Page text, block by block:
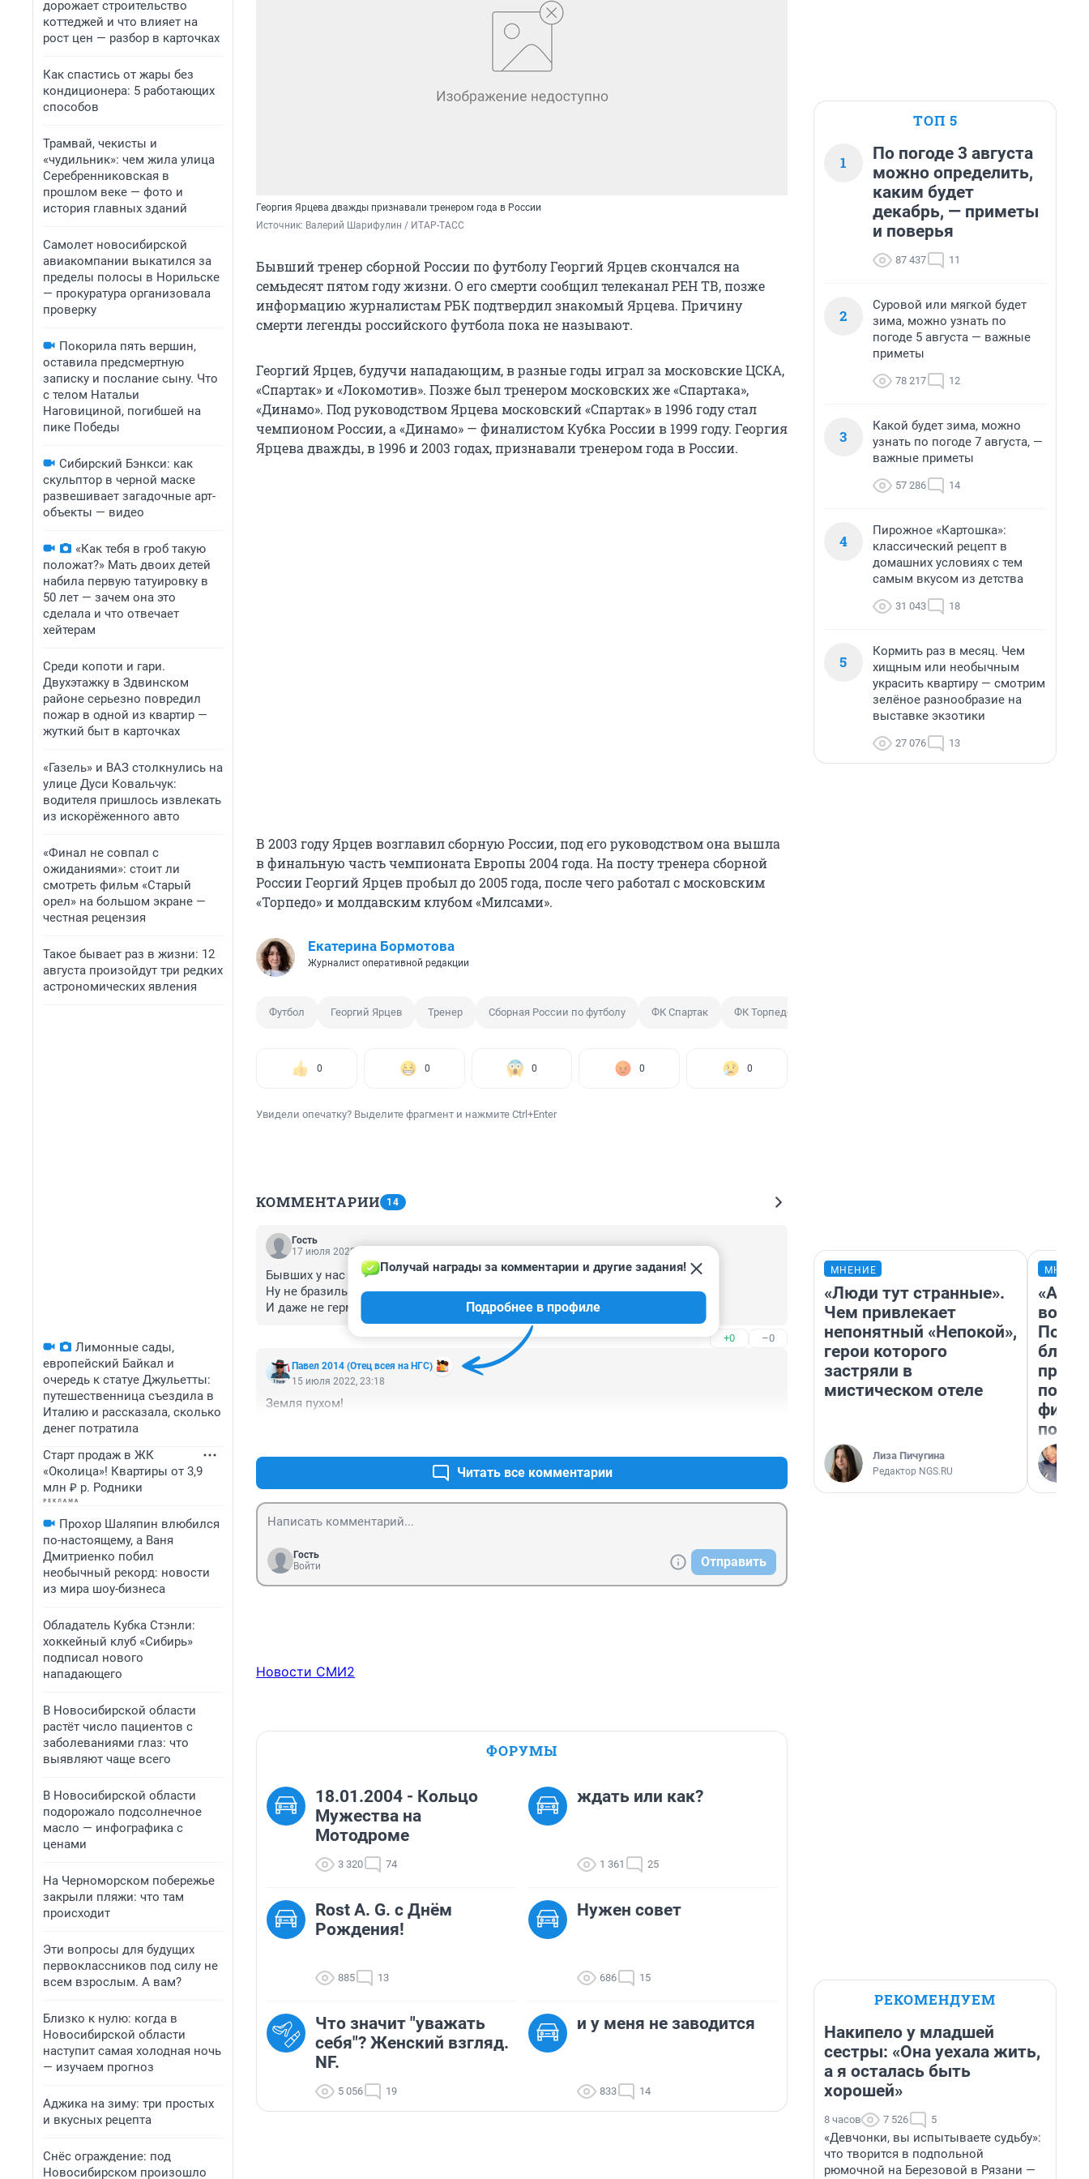
дорожает строительство
коттеджей и что влияет на
рост цен — разбор в карточках
Как спастись от жары без
кондиционера: 5 работающих
способов
Трамвай, чекисты и
«чудильник»: чем жила улица
Серебренниковская в
прошлом веке — фото и
история главных зданий
Самолет новосибирской
авиакомпании выкатился за
пределы полосы в Норильске
— прокуратура организовала
проверку
Покорила пять вершин,
оставила предсмертную
записку и послание сыну. Что
с телом Натальи
Наговициной, погибшей на
пике Победы
Сибирский Бэнкси: как
скульптор в черной маске
развешивает загадочные арт-
объекты — видео
«Как тебя в гроб такую
положат?» Мать двоих детей
набила первую татуировку в
50 лет — зачем она это
сделала и что отвечает
хейтерам
Среди копоти и гари.
Двухэтажку в Здвинском
районе серьезно повредил
пожар в одной из квартир —
жуткий быт в карточках
«Газель» и ВАЗ столкнулись на
улице Дуси Ковальчук:
водителя пришлось извлекать
из искорёженного авто
«Финал не совпал с
ожиданиями»: стоит ли
смотреть фильм «Старый
орел» на большом экране —
честная рецензия
Такое бывает раз в жизни: 12
августа произойдут три редких
астрономических явления
Лимонные сады,
европейский Байкал и
очередь к статуе Джульетты:
путешественница съездила в
Италию и рассказала, сколько
денег потратила
Старт продаж в ЖК
«Околица»! Квартиры от 3,9
млн ₽ р. Родники
Прохор Шаляпин влюбился
по-настоящему, а Ваня
Дмитриенко побил
необычный рекорд: новости
из мира шоу-бизнеса
Обладатель Кубка Стэнли:
хоккейный клуб «Сибирь»
подписал нового
нападающего
В Новосибирской области
растёт число пациентов с
заболеваниями глаз: что
выявляют чаще всего
В Новосибирской области
подорожало подсолнечное
масло — инфографика с
ценами
На Черноморском побережье
закрыли пляжи: что там
происходит
Эти вопросы для будущих
первоклассников под силу не
всем взрослым. А вам?
Близко к нулю: когда в
Новосибирской области
наступит самая холодная ночь
— изучаем прогноз
Аджика на зиму: три простых
и вкусных рецепта
Снёс ограждение: под
Новосибирском произошло
Георгия Ярцева дважды признавали тренером года в России
Источник: Валерий Шарифулин / ИТАР-ТАСС
Бывший тренер сборной России по футболу Георгий Ярцев скончался на
семьдесят пятом году жизни. О его смерти сообщил телеканал РЕН ТВ, позже
информацию журналистам РБК подтвердил знакомый Ярцева. Причину
смерти легенды российского футбола пока не называют.
Георгий Ярцев, будучи нападающим, в разные годы играл за московские ЦСКА,
«Спартак» и «Локомотив». Позже был тренером московских же «Спартака»,
«Динамо». Под руководством Ярцева московский «Спартак» в 1996 году стал
чемпионом России, а «Динамо» — финалистом Кубка России в 1999 году. Георгия
Ярцева дважды, в 1996 и 2003 годах, признавали тренером года в России.
В 2003 году Ярцев возглавил сборную России, под его руководством она вышла
в финальную часть чемпионата Европы 2004 года. На посту тренера сборной
России Георгий Ярцев пробыл до 2005 года, после чего работал с московским
«Торпедо» и молдавским клубом «Милсами».
Екатерина Бормотова
Журналист оперативной редакции
Футбол Георгий Ярцев Тренер Сборная России по футболу ФК Спартак ФК Торпедо
0 0 0 0 0
Увидели опечатку? Выделите фрагмент и нажмите Ctrl+Enter
КОММЕНТАРИИ 14
Гость
17 июля 2022, 10:36
Бывших у нас полно, а футбола не будет.
Ну не бразильцы мы, где много диких обезьян.
И даже не германцы, где какой то там сумрачный гений.
Климат у нас суровый.
+0 –0
Павел 2014 (Отец всея на НГС)
Получай награды за комментарии и другие задания!
Подробнее в профиле
15 июля 2022, 23:18
Земля пухом!
Читать все комментарии
Гость
Войти
Отправить
Новости СМИ2
ФОРУМЫ
18.01.2004 - Кольцо
Мужества на
Мотодроме
3 320 74
ждать или как?
1 361 25
Rost A. G. с Днём
Рождения!
885 13
Нужен совет
686 15
Что значит "уважать
себя"? Женский взгляд.
NF.
5 056 19
и у меня не заводится
833 14
ТОП 5
1
По погоде 3 августа
можно определить,
каким будет
декабрь, — приметы
и поверья
87 437 11
2
Суровой или мягкой будет
зима, можно узнать по
погоде 5 августа — важные
приметы
78 217 12
3
Какой будет зима, можно
узнать по погоде 7 августа, —
важные приметы
57 286 14
4
Пирожное «Картошка»:
классический рецепт в
домашних условиях с тем
самым вкусом из детства
31 043 18
5
Кормить раз в месяц. Чем
хищным или необычным
украсить квартиру — смотрим
зелёное разнообразие на
выставке экзотики
27 076 13
МНЕНИЕ
«Люди тут странные».
Чем привлекает
непонятный «Непокой»,
герои которого
застряли в
мистическом отеле
Лиза Пичугина
Редактор NGS.RU
вот
РЕКОМЕНДУЕМ
Накипело у младшей
сестры: «Она уехала жить,
а я осталась быть
хорошей»
8 часов 7 526 5
«Девчонки, вы испытываете судьбу»:
что творится в подпольной
рюмочной на Березовой в Рязани —